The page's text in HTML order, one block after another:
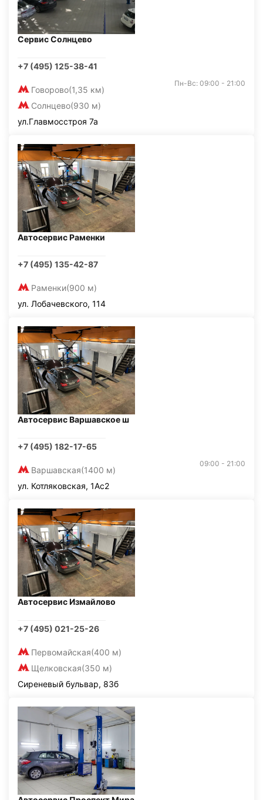
Сервис Солнцево
+7 (495) 125-38-41
Говорово(1,35 км)
Солнцево(930 м)
Пн-Вс: 09:00 - 21:00
ул.Главмосстроя 7а
Автосервис Раменки
+7 (495) 135-42-87
Раменки(900 м)
ул. Лобачевского, 114
Автосервис Варшавское ш
+7 (495) 182-17-65
Варшавская(1400 м)
09:00 - 21:00
ул. Котляковская, 1Ас2
Автосервис Измайлово
+7 (495) 021-25-26
Первомайская(400 м)
Щелковская(350 м)
Сиреневый бульвар, 83б